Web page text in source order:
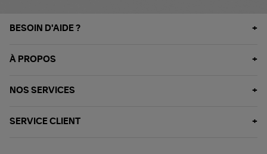
BESOIN D'AIDE ?
À PROPOS
NOS SERVICES
SERVICE CLIENT